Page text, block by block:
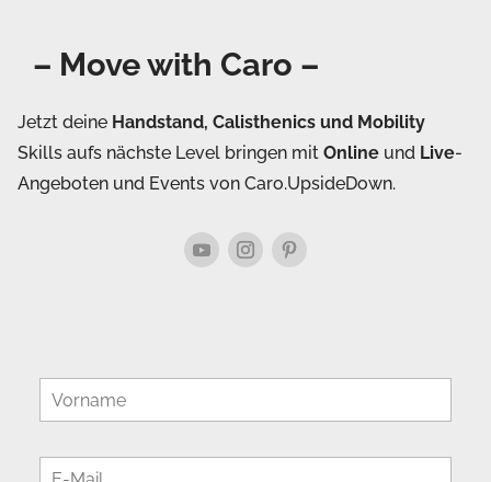
– Move with Caro –
Jetzt deine Handstand, Calisthenics und Mobility
Skills aufs nächste Level bringen mit Online und Live-
Angeboten und Events von Caro.UpsideDown.